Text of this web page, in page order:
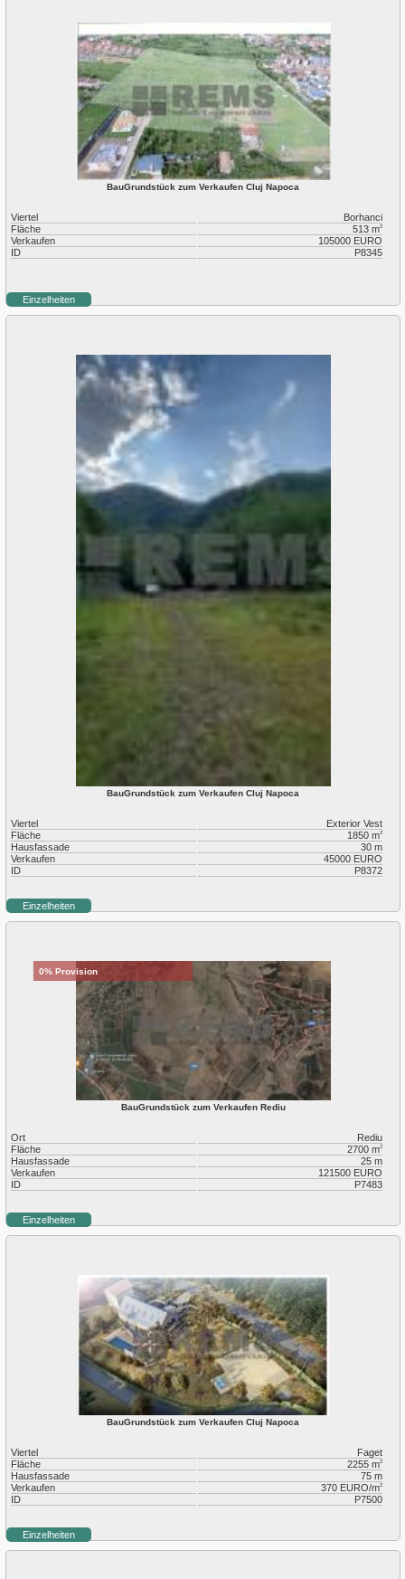
BauGrundstück zum Verkaufen Cluj Napoca
Viertel
Borhanci
Fläche
513 m2
Verkaufen
105000 EURO
ID
P8345
Einzelheiten
BauGrundstück zum Verkaufen Cluj Napoca
Viertel
Exterior Vest
Fläche
1850 m2
Hausfassade
30 m
Verkaufen
45000 EURO
ID
P8372
Einzelheiten
0% Provision
BauGrundstück zum Verkaufen Rediu
Ort
Rediu
Fläche
2700 m2
Hausfassade
25 m
Verkaufen
121500 EURO
ID
P7483
Einzelheiten
BauGrundstück zum Verkaufen Cluj Napoca
Viertel
Faget
Fläche
2255 m2
Hausfassade
75 m
Verkaufen
370 EURO/m2
ID P7500
Einzelheiten